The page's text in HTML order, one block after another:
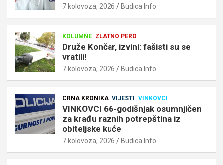
7 kolovoza, 2026 Budica Info
KOLUMNE ZLATNO PERO
Druže Končar, izvini: fašisti su se
vratili!
7 kolovoza, 2026 Budica Info
CRNA KRONIKA VIJESTI VINKOVCI
VINKOVCI 66-godišnjak osumnjičen
za krađu raznih potrepština iz
obiteljske kuće
7 kolovoza, 2026 Budica Info